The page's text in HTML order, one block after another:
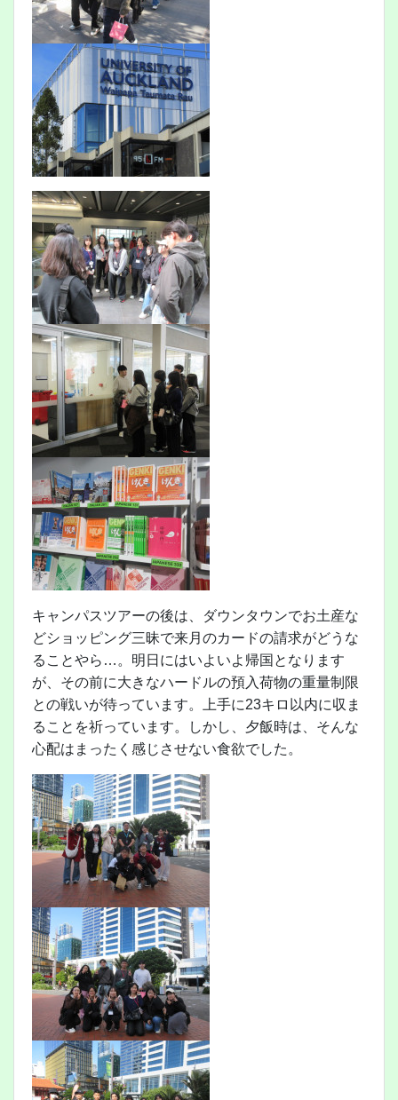
キャンパスツアーの後は、ダウンタウンでお土産な
どショッピング三昧で来月のカードの請求がどうな
ることやら…。明日にはいよいよ帰国となります
が、その前に大きなハードルの預入荷物の重量制限
との戦いが待っています。上手に23キロ以内に収ま
ることを祈っています。しかし、夕飯時は、そんな
心配はまったく感じさせない食欲でした。